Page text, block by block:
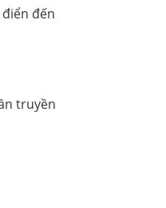
đến
truyền